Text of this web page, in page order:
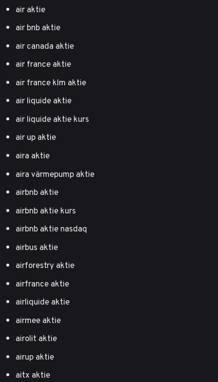
air aktie
air bnb aktie
air canada aktie
air france aktie
air france klm aktie
air liquide aktie
air liquide aktie kurs
air up aktie
aira aktie
aira värmepump aktie
airbnb aktie
airbnb aktie kurs
airbnb aktie nasdaq
airbus aktie
airforestry aktie
airfrance aktie
airliquide aktie
airmee aktie
airolit aktie
airup aktie
aitx aktie